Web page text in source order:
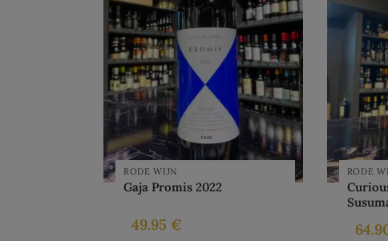
RODE WIJN
Gaja Promis 2022
49.95 €
RODE